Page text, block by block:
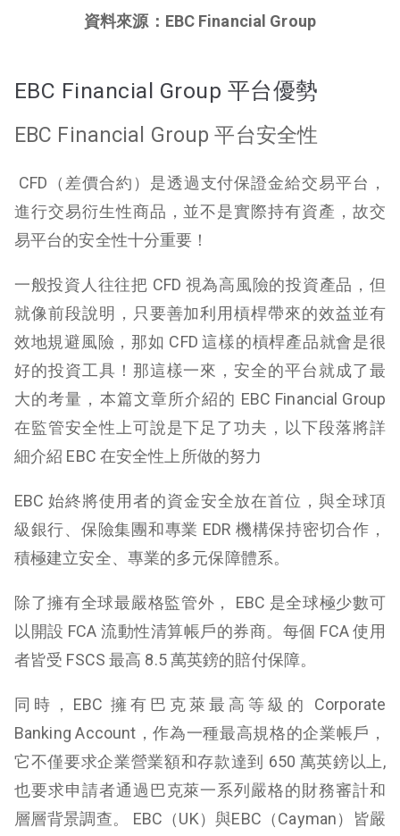
資料來源：EBC Financial Group
EBC Financial Group 平台優勢
EBC Financial Group 平台安全性
CFD（差價合約）是透過支付保證金給交易平台，
進行交易衍生性商品，並不是實際持有資產，故交
易平台的安全性十分重要！
一般投資人往往把 CFD 視為高風險的投資產品，但
就像前段說明，只要善加利用槓桿帶來的效益並有
效地規避風險，那如 CFD 這樣的槓桿產品就會是很
好的投資工具！ 那這樣一來，安全的平台就成了最
大的考量，本篇文章所介紹的 EBC Financial Group
在監管安全性上可說是下足了功夫，以下段落將詳
細介紹 EBC 在安全性上所做的努力
EBC 始終將使用者的資金安全放在首位，與全球頂
級銀行、保險集團和專業 EDR 機構保持密切合作，
積極建立安全、專業的多元保障體系。
除了擁有全球最嚴格監管外， EBC 是全球極少數可
以開設 FCA 流動性清算帳戶的券商。每個 FCA 使用
者皆受 FSCS 最高 8.5 萬英鎊的賠付保障。
同時，EBC 擁有巴克萊最高等級的 Corporate
Banking Account，作為一種最高規格的企業帳戶，
它不僅要求企業營業額和存款達到 650 萬英鎊以上,
也要求申請者通過巴克萊一系列嚴格的財務審計和
層層背景調查。 EBC（UK）與EBC（Cayman）皆嚴